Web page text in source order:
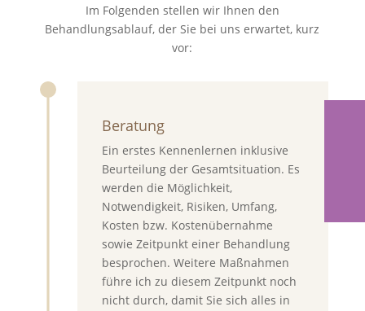
Im Folgenden stellen wir Ihnen den
Behandlungsablauf, der Sie bei uns erwartet, kurz
vor:
Beratung
Ein erstes Kennenlernen inklusive
Beurteilung der Gesamtsituation. Es
werden die Möglichkeit,
Notwendigkeit, Risiken, Umfang,
Kosten bzw. Kostenübernahme
sowie Zeitpunkt einer Behandlung
besprochen. Weitere Maßnahmen
führe ich zu diesem Zeitpunkt noch
nicht durch, damit Sie sich alles in